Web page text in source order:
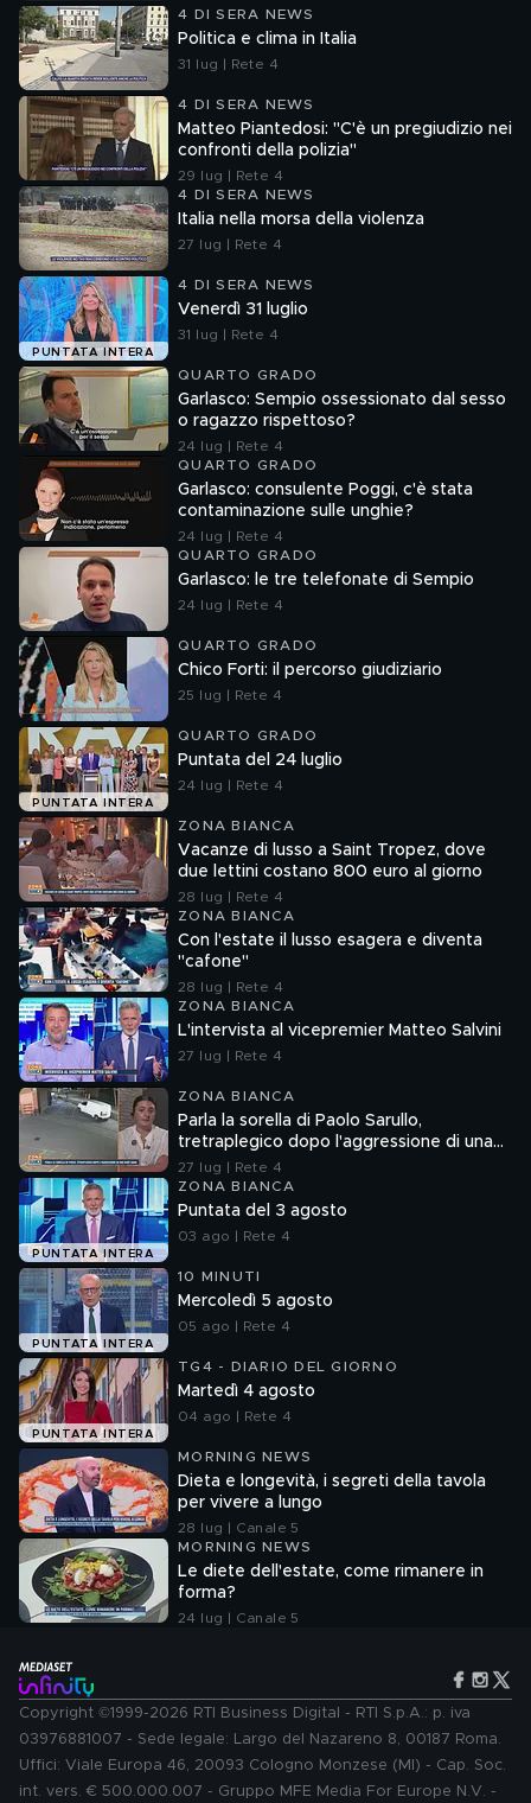
4 DI SERA NEWS
Politica e clima in Italia
31 lug | Rete 4
4 DI SERA NEWS
Matteo Piantedosi: "C'è un pregiudizio nei
confronti della polizia"
29 lug | Rete 4
4 DI SERA NEWS
Italia nella morsa della violenza
27 lug | Rete 4
PUNTATA INTERA
4 DI SERA NEWS
Venerdì 31 luglio
31 lug | Rete 4
QUARTO GRADO
Garlasco: Sempio ossessionato dal sesso
o ragazzo rispettoso?
24 lug | Rete 4
QUARTO GRADO
Garlasco: consulente Poggi, c'è stata
contaminazione sulle unghie?
24 lug | Rete 4
QUARTO GRADO
Garlasco: le tre telefonate di Sempio
24 lug | Rete 4
QUARTO GRADO
Chico Forti: il percorso giudiziario
25 lug | Rete 4
PUNTATA INTERA
QUARTO GRADO
Puntata del 24 luglio
24 lug | Rete 4
ZONA BIANCA
Vacanze di lusso a Saint Tropez, dove
due lettini costano 800 euro al giorno
28 lug | Rete 4
ZONA BIANCA
Con l'estate il lusso esagera e diventa
"cafone"
28 lug | Rete 4
ZONA BIANCA
L'intervista al vicepremier Matteo Salvini
27 lug | Rete 4
ZONA BIANCA
Parla la sorella di Paolo Sarullo,
tretraplegico dopo l'aggressione di una
baby gang
27 lug | Rete 4
PUNTATA INTERA
ZONA BIANCA
Puntata del 3 agosto
03 ago | Rete 4
PUNTATA INTERA
10 MINUTI
Mercoledì 5 agosto
05 ago | Rete 4
PUNTATA INTERA
TG4 - DIARIO DEL GIORNO
Martedì 4 agosto
04 ago | Rete 4
MORNING NEWS
Dieta e longevità, i segreti della tavola
per vivere a lungo
28 lug | Canale 5
MORNING NEWS
Le diete dell'estate, come rimanere in
forma?
24 lug | Canale 5
Copyright ©1999-2026 RTI Business Digital - RTI S.p.A.: p. iva
03976881007 - Sede legale: Largo del Nazareno 8, 00187 Roma.
Uffici: Viale Europa 46, 20093 Cologno Monzese (MI) - Cap. Soc.
int. vers. € 500.000.007 - Gruppo MFE Media For Europe N.V. -